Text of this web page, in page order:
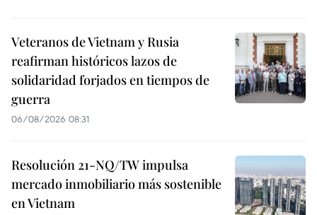
Veteranos de Vietnam y Rusia
reafirman históricos lazos de
solidaridad forjados en tiempos de
guerra
06/08/2026 08:31
Resolución 21-NQ/TW impulsa
mercado inmobiliario más sostenible
en Vietnam